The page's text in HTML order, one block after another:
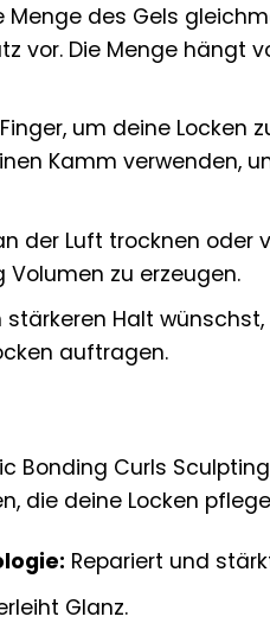
Menge des Gels
vor. Die Menge hängt
um deine Locken
Kamm verwenden,
der Luft trocknen oder
zu erzeugen.
stärkeren Halt
auftragen.
Bonding Curls
die deine Locken
Repariert und
Glanz.